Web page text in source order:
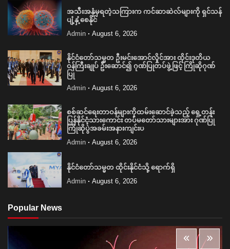
အသီးအနှံမှရတဲ့သကြားက ကင်ဆာဆဲလ်များကို ရှင်သန်
ပျံ့နှံ့စေနိုင်
Admin August 6, 2026
နိုင်ငံတော်သမ္မတ ဦးမင်းအောင်လှိုင်အား ထိုင်းဒုတိယ
ဝန်ကြီးချုပ် ဦးဆောင်၍ ဂုဏ်ပြုတပ်ဖွဲ့ဖြင့် ကြိုဆိုဂုဏ်
ပြု
Admin August 6, 2026
စစ်ဆင်ရေးတာဝန်များကိုထမ်းဆောင်ခဲ့သည့် ရှေ့တန်း
ပြန်နိုင်ငံ့သားကောင်း တပ်မတော်သားများအား ဂုဏ်ပြု
ကြိုဆိုပွဲအခမ်းအနားကျင်းပ
Admin August 6, 2026
နိုင်ငံတော်သမ္မတ ထိုင်းနိုင်ငံသို့ ရောက်ရှိ
Admin August 6, 2026
Popular News